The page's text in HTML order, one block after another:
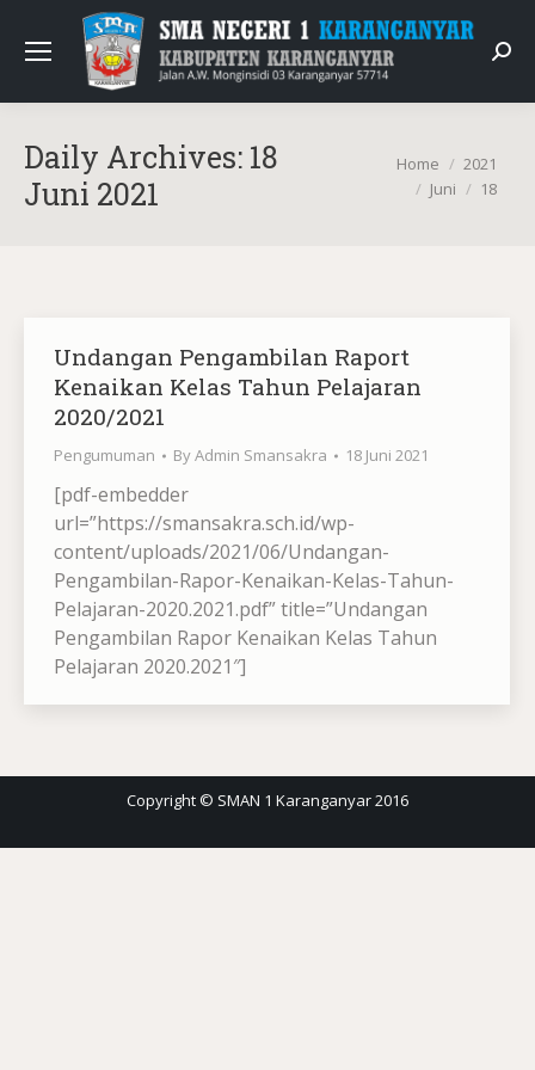
Daily Archives: 18
Juni 2021
You are here:
Home
2021
Juni
18
Undangan Pengambilan Raport
Kenaikan Kelas Tahun Pelajaran
2020/2021
Pengumuman ByAdmin Smansakra 18 Juni 2021
[pdf-embedder
url=”https://smansakra.sch.id/wp-
content/uploads/2021/06/Undangan-
Pengambilan-Rapor-Kenaikan-Kelas-Tahun-
Pelajaran-2020.2021.pdf” title=”Undangan
Pengambilan Rapor Kenaikan Kelas Tahun
Pelajaran 2020.2021″]
Copyright © SMAN 1 Karanganyar 2016